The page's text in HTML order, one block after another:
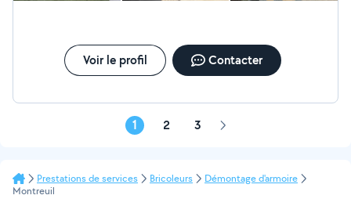
Voir le profil Contacter
1 2 3 Page
Prestations de services Bricoleurs
Démontage d'armoire
Montreuil